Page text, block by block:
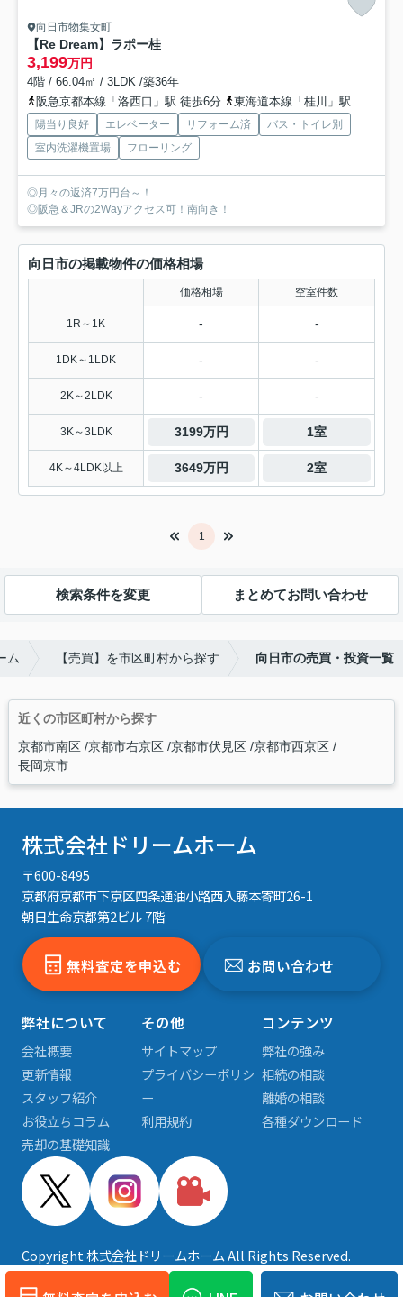
向日市物集女町
【Re Dream】ラポー桂
3,199万円
4階 / 66.04㎡ / 3LDK /築36年
阪急京都本線「洛西口」駅 徒歩6分
東海道本線「桂川」駅 徒歩14分
陽当り良好 エレベーター リフォーム済
バス・トイレ別
室内洗濯機置場
フローリング
◎月々の返済7万円台～！
◎阪急＆JRの2Wayアクセス可！南向き！
向日市の掲載物件の価格相場
価格相場 空室件数
1R～1K - -
1DK～1LDK - -
2K～2LDK - -
3K～3LDK 3199万円 1室
4K～4LDK以上 3649万円 2室
1
検索条件を変更 まとめてお問い合わせ
ム 【売買】を市区町村から探す 向日市の売買・投資一覧
近くの市区町村から探す
京都市南区 京都市右京区 京都市伏見区 京都市西京区
長岡京市
株式会社ドリームホーム
〒600-8495
京都府京都市下京区四条通油小路西入藤本寄町26-1
朝日生命京都第2ビル 7階
無料査定を申込む お問い合わせ
弊社について
会社概要
更新情報
スタッフ紹介
お役立ちコラム
売却の基礎知識
その他
サイトマップ
プライバシーポリシ
ー
利用規約
コンテンツ
弊社の強み
相続の相談
離婚の相談
各種ダウンロード
Copyright 株式会社ドリームホーム All Rights Reserved.